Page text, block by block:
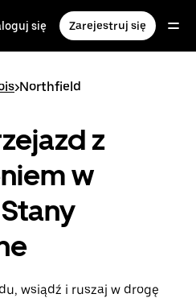
się Zarejestruj się
>Northfield
z
w
wsiądź i ruszaj w drogę